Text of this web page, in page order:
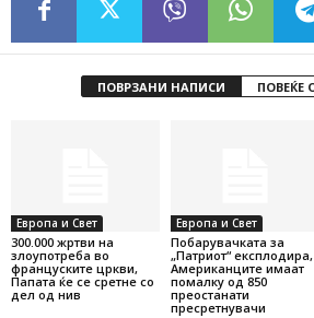
ПОВРЗАНИ НАПИСИ ПОВЕЌЕ
Европа и Свет
300.000 жртви на
злоупотреба во
француските цркви,
Папата ќе се сретне со
дел од нив
Европа и Свет
Побарувачката за
„Патриот“ експлодира,
Американците имаат
помалку од 850
преостанати
пресретнувачи